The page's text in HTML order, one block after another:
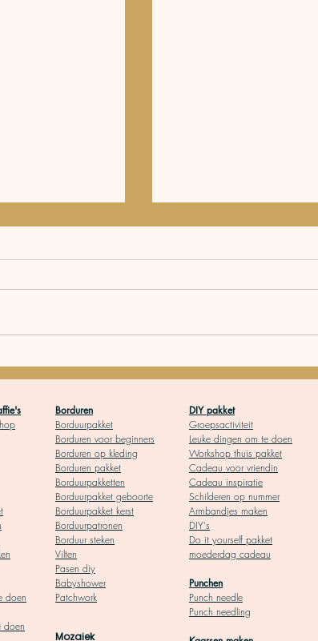
Alles wat je
Borduren als
doen
doen
Borduren
Borduurpakket
Borduren voor beginners
Borduren op kleding
Borduren pakket
Borduurpakketten
Borduurpakket geboorte
Borduurpakket kerst
Borduurpatronen
Borduur steken
Vilten
Pasen diy
Babyshower
Patchwork
Mozaiek
DIY pakket
Groepsactiviteit
Leuke dingen om te doen
Workshop thuis pakket
Cadeau voor vriendin
Cadeau inspiratie
Schilderen op nummer
Armbandjes maken
DIY's
Do it yourself pakket
moederdag cadeau
Punchen
Punch needle
Punch needling